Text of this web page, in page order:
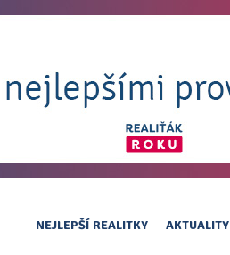
NEJLEPŠÍ REALITKY AKTUALITY